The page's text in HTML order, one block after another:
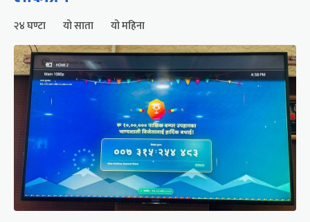
२४ घण्टा यो साता यो महिना